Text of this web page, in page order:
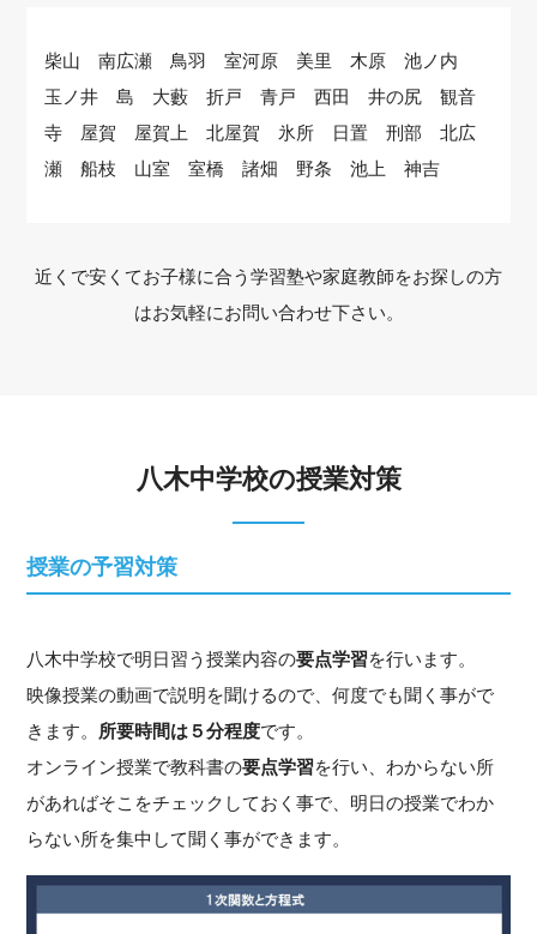
柴山 南広瀬 鳥羽 室河原 美里 木原 池ノ内
玉ノ井 島 大藪 折戸 青戸 西田 井の尻 観音
寺 屋賀 屋賀上 北屋賀 氷所 日置 刑部 北広
瀬 船枝 山室 室橋 諸畑 野条 池上 神吉
近くで安くてお子様に合う学習塾や家庭教師をお探しの方
はお気軽にお問い合わせ下さい。
八木中学校の授業対策
授業の予習対策
八木中学校で明日習う授業内容の要点学習を行います。
映像授業の動画で説明を聞けるので、何度でも聞く事がで
きます。 所要時間は５分程度です。
オンライン授業で教科書の要点学習を行い、わからない所
があればそこをチェックしておく事で、明日の授業でわか
らない所を集中して聞く事ができます。